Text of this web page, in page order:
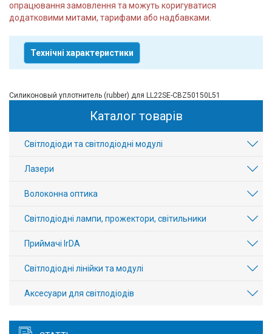
опрацювання замовлення та можуть коригуватися
додатковими митами, тарифами або надбавками.
Технічні характеристики
Силиконовый уплотнитель (rubber) для LL22SE-CBZ50150L51
Каталог товарів
Світлодіоди та світлодіодні модулі
Лазери
Волоконна оптика
Світлодіодні лампи, прожектори, світильники
Приймачі IrDA
Світлодіодні лінійки та модулі
Аксесуари для світлодіодів